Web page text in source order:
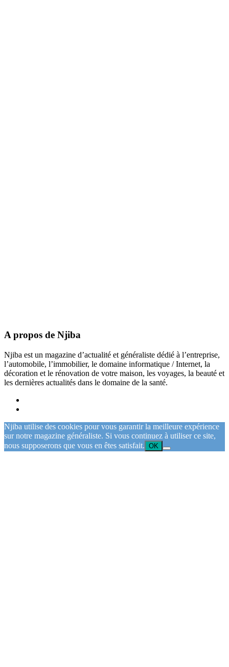
A propos de Njiba
Njiba est un magazine d’actualité et généraliste dédié à l’entreprise,
l’automobile, l’immobilier, le domaine informatique / Internet, la
décoration et le rénovation de votre maison, les voyages, la beauté et
les dernières actualités dans le domaine de la santé.
Njiba utilise des cookies pour vous garantir la meilleure expérience
sur notre magazine généraliste. Si vous continuez à utiliser ce site,
nous supposerons que vous en êtes satisfait. OK